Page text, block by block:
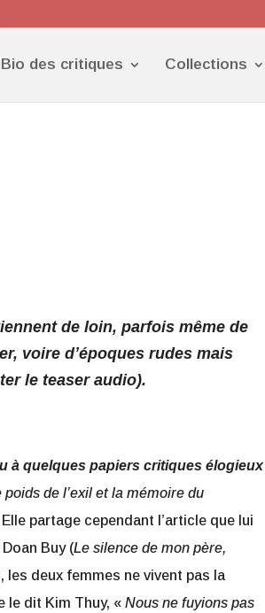
Bio des critiques Collections
de loin, parfois même de
voire d’époques rudes mais
le teaser audio).
à quelques papiers critiques élogieux
poids de l’exil et la mémoire du
Elle partage cependant l’article que lui
Buy (Le silence de mon père,
les deux femmes ne vivent pas la
le dit Kim Thuy, «Nous ne fuyions pas